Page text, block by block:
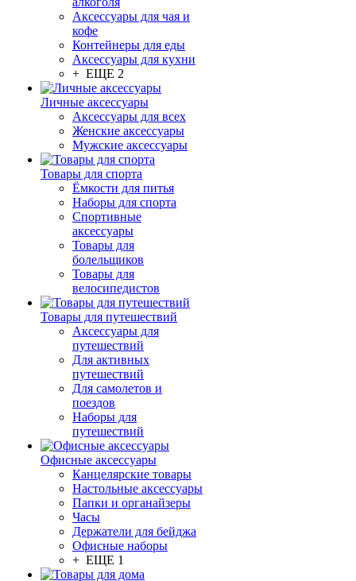
Аксессуары для чая и
кофе
Контейнеры для еды
Аксессуары для кухни
+ ЕЩЕ 2
Личные аксессуары
Аксессуары для всех
Женские аксессуары
Мужские аксессуары
Товары для спорта
Ёмкости для питья
Наборы для спорта
Спортивные
аксессуары
Товары для
болельщиков
Товары для
велосипедистов
Товары для путешествий
Аксессуары для
путешествий
Для активных
путешествий
Для самолетов и
поездов
Наборы для
путешествий
Офисные аксессуары
Канцелярские товары
Настольные аксессуары
Папки и органайзеры
Часы
Держатели для бейджа
Офисные наборы
+ ЕЩЕ 1